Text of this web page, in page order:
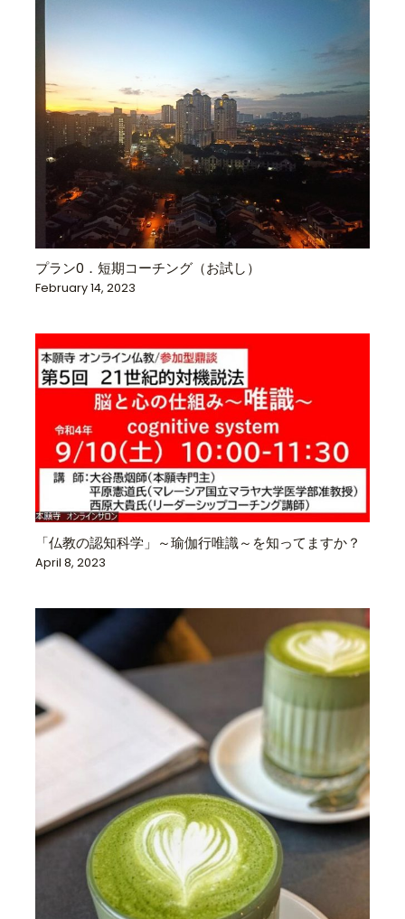
プラン0．短期コーチング（お試し）
February 14, 2023
「仏教の認知科学」～瑜伽行唯識～を知ってますか？
April 8, 2023